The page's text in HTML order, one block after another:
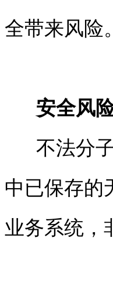
全带来风险。
安全风
不法分子
中已保存的
业务系统，